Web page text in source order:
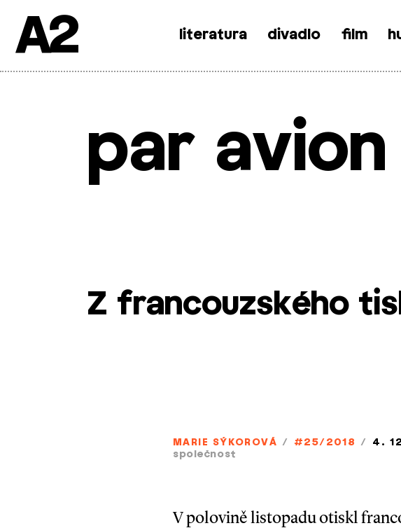
SkipA2 literatura divadlo film
par avion
Z francouzského
MARIE SÝKOROVÁ / #25/2018 /
4.
společnost
V polovině listopadu otiskl